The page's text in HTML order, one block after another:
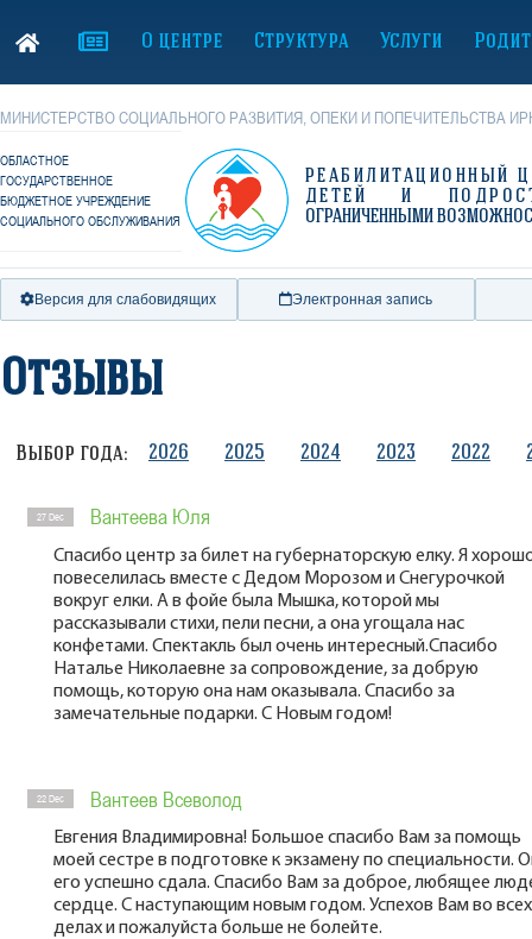
О центре Структура Услуги
МИНИСТЕРСТВО СОЦИАЛЬНОГО РАЗВИТИЯ, ОПЕКИ И ПОПЕЧИТЕЛЬСТВА
ОБЛАСТНОЕ
ГОСУДАРСТВЕННОЕ
БЮДЖЕТНОЕ УЧРЕЖДЕНИЕ
СОЦИАЛЬНОГО ОБСЛУЖИВАНИЯ
РЕАБИЛИТАЦИОННЫЙ
ДЕТЕЙ И
ОГРАНИЧЕННЫМИ
Версия для слабовидящих Электронная запись
Отзывы
Выбор года: 2026 2025 2024 2023 2022
27 Dec Вантеева Юля
Спасибо центр за билет на губернаторскую елку. Я
повеселилась вместе с Дедом Морозом и Снегурочкой
вокруг елки. А в фойе была Мышка, которой мы
рассказывали стихи, пели песни, а она угощала нас
конфетами. Спектакль был очень интересный.Спасибо
Наталье Николаевне за сопровождение, за добрую
помощь, которую она нам оказывала. Спасибо за
замечательные подарки. С Новым годом!
22 Dec Вантеев Всеволод
Евгения Владимировна! Большое спасибо Вам за помощь
моей сестре в подготовке к экзамену по специальности.
его успешно сдала. Спасибо Вам за доброе, любящее
сердце. С наступающим новым годом. Успехов Вам во всех
делах и пожалуйста больше не болейте.